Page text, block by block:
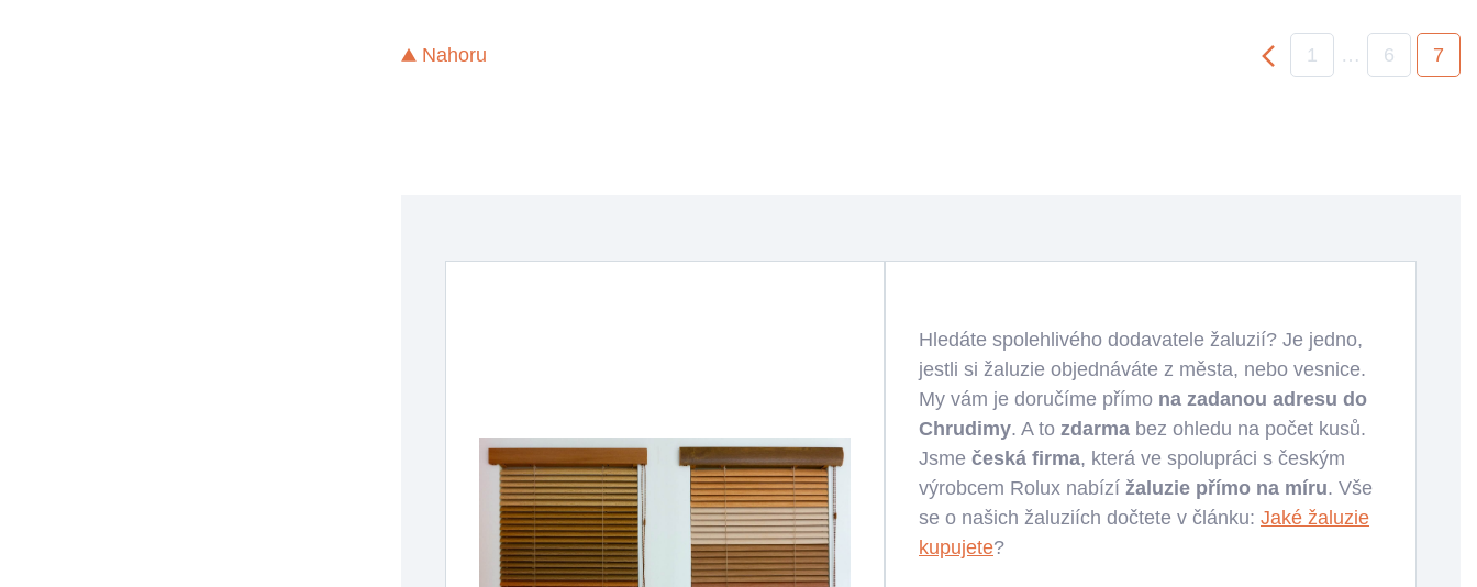
Nahoru 1 … 6 7
Hledáte spolehlivého dodavatele žaluzií? Je jedno,
jestli si žaluzie objednáváte z města, nebo vesnice.
My vám je doručíme přímo na zadanou adresu do
Chrudimy. A to zdarma bez ohledu na počet kusů.
Jsme česká firma, která ve spolupráci s českým
výrobcem Rolux nabízí žaluzie přímo na míru. Vše
se o našich žaluziích dočtete v článku: Jaké žaluzie
kupujete?